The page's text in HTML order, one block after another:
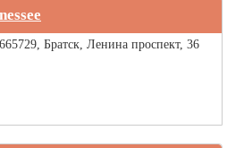
665729, Братск, Ленина проспект, 36